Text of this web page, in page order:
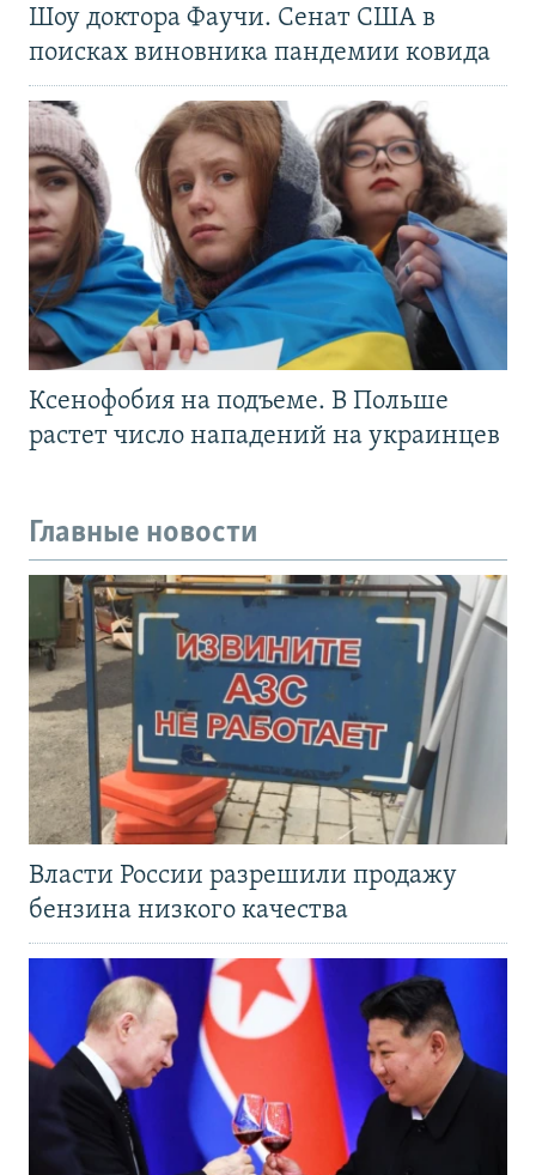
Шоу доктора Фаучи. Сенат США в
поисках виновника пандемии ковида
Ксенофобия на подъеме. В Польше
растет число нападений на украинцев
Главные новости
Власти России разрешили продажу
бензина низкого качества